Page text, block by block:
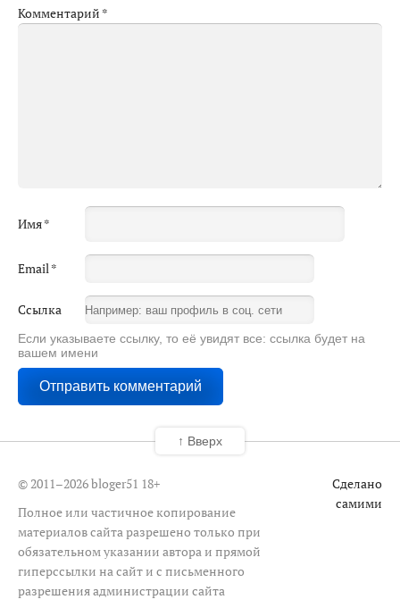
Комментарий *
Имя*
Email *
Ссылка
Если указываете ссылку, то её увидят все: ссылка будет на
вашем имени
© 2011–2026 bloger51 18+
Полное или частичное копирование
материалов сайта разрешено только при
обязательном указании автора и прямой
гиперссылки на сайт и с письменного
разрешения администрации сайта
Сделано
самими
↑ Вверх